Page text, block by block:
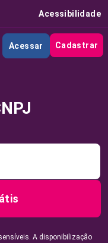
Acessibilidade
Acessar Cadastrar
A disponibilização